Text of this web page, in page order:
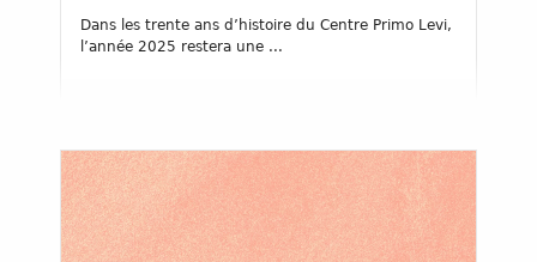
Dans les trente ans d’histoire du Centre Primo Levi,
l’année 2025 restera une ...